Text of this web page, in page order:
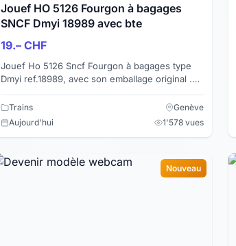
Jouef HO 5126 Fourgon à bagages
SNCF Dmyi 18989 avec bte
19.– CHF
Jouef Ho 5126 Sncf Fourgon à bagages type
Dmyi ref.18989, avec son emballage original .
intérieur ...
Trains
Genève
Aujourd'hui
1'578 vues
Nouveau